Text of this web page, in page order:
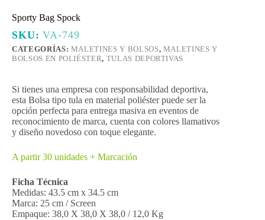
Sporty Bag Spock
SKU:VA-749
CATEGORÍAS: MALETINES Y BOLSOS, MALETINES Y
BOLSOS EN POLIÉSTER, TULAS DEPORTIVAS
Si tienes una empresa con responsabilidad deportiva,
esta Bolsa tipo tula en material poliéster puede ser la
opción perfecta para entrega masiva en eventos de
reconocimiento de marca, cuenta con colores llamativos
y diseño novedoso con toque elegante.
A partir 30 unidades + Marcación
Ficha Técnica
Medidas: 43.5 cm x 34.5 cm
Marca: 25 cm / Screen
Empaque: 38,0 X 38,0 X 38,0 / 12,0 Kg